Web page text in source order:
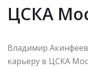
ЦСКА
Владимир
карьеру в ЦСКА